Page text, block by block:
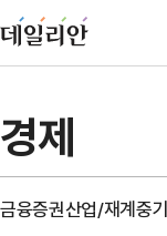
경제
금융증권산업/재계중